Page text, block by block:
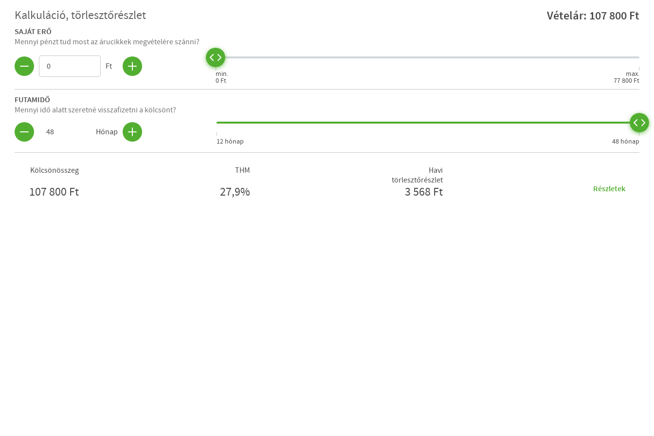
Kalkuláció, törlesztőrészlet Vételár: 107 800 Ft
SAJÁT ERŐ
Mennyi pénzt tud most az árucikkek megvételére szánni?
Ft
min.
0 Ft
max.
77 800 Ft
FUTAMIDŐ
Mennyi idő alatt szeretné visszafizetni a kölcsönt?
48 Hónap
12 hónap 48 hónap
Kölcsönösszeg
107 800 Ft
THM
27,9%
Havi
törlesztőrészlet
3 568 Ft Részletek